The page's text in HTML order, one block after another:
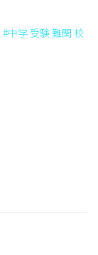
#中学 受験 難関 校